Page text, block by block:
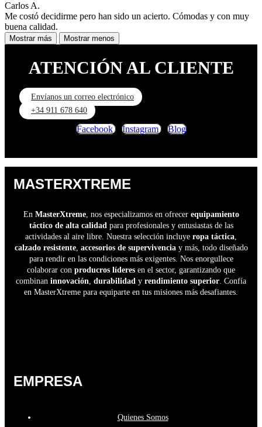
Carlos A.
Me costó decidirme pero han sido un acierto. Cómodas y con muy
buena calidad.
Mostrar más Mostrar menos
ATENCIÓN AL CLIENTE
Envíanos un correo electrónico
+34 911 678 640
Facebook Instagram Blog
MASTERXTREME
En MasterXtreme, nos especializamos en ofrecer equipamiento
táctico de alta calidad para profesionales y entusiastas de las
actividades al aire libre. Nuestra selección incluye ropa táctica
calzado resistente, accesorios de supervivenciay más, todo diseñado
para rendir en las condiciones más exigentes. Nos enorgullece
colaborar con producros líderes en el sector, garantizando que
combinan innovación durabilidad y rendimiento superior . Confía
en MasterXtreme para equiparte en tus misiones más desafiantes.
EMPRESA
Quienes Somos